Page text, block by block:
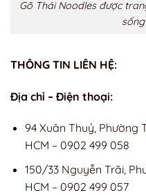
Gõ Thái Noodles được
THÔNG TIN LIÊN HỆ:
Địa chỉ – Điện thoại:
94 Xuân Thuỷ, Phường
HCM – 0902 499 058
150/33 Nguyễn Trãi,
HCM – 0902 499 057